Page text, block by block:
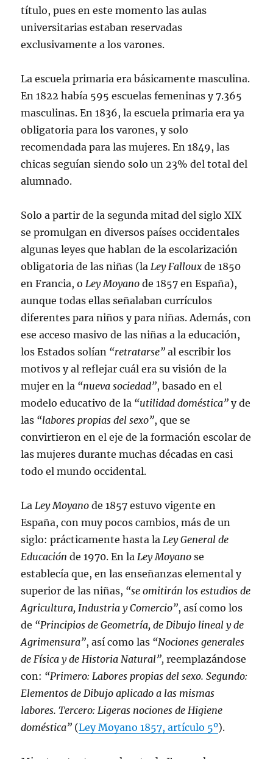
título, pues en este momento las aulas
universitarias estaban reservadas
exclusivamente a los varones.
La escuela primaria era básicamente masculina.
En 1822 había 595 escuelas femeninas y 7.365
masculinas. En 1836, la escuela primaria era ya
obligatoria para los varones, y solo
recomendada para las mujeres. En 1849, las
chicas seguían siendo solo un 23% del total del
alumnado.
Solo a partir de la segunda mitad del siglo XIX
se promulgan en diversos países occidentales
algunas leyes que hablan de la escolarización
obligatoria de las niñas (laLey Falloux de 1850
en Francia, oLey Moyano de 1857 en España),
aunque todas ellas señalaban currículos
diferentes para niños y para niñas. Además, con
ese acceso masivo de las niñas a la educación,
los Estados solían “retratarse” al escribir los
motivos y al reflejar cuál era su visión de la
mujer en la “nueva sociedad”, basado en el
modelo educativo de la “utilidad doméstica” y de
las “labores propias del sexo”, que se
convirtieron en el eje de la formación escolar de
las mujeres durante muchas décadas en casi
todo el mundo occidental.
LaLey Moyano de 1857 estuvo vigente en
España, con muy pocos cambios, más de un
siglo: prácticamente hasta laLey General de
Educación de 1970. En laLey Moyano se
establecía que, en las enseñanzas elemental y
superior de las niñas, “se omitirán los estudios de
Agricultura, Industria y Comercio”, así como los
de “Principios de Geometría, de Dibujo lineal y de
Agrimensura”, así como las “Nociones generales
de Física y de Historia Natural”, reemplazándose
con: “Primero: Labores propias del sexo. Segundo:
Elementos de Dibujo aplicado a las mismas
labores. Tercero: Ligeras nociones de Higiene
doméstica” (Ley Moyano 1857, artículo 5º).